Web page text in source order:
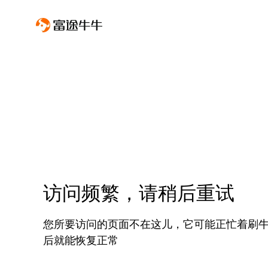
访问频繁，请稍后重试
您所要访问的页面不在这儿，它可能正忙着刷
后就能恢复正常